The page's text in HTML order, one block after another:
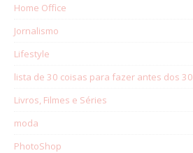
Home Office
Jornalismo
Lifestyle
lista de 30 coisas para fazer antes dos 30
Livros, Filmes e Séries
moda
PhotoShop